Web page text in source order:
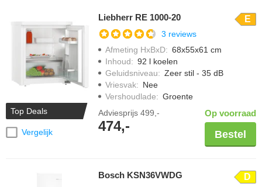
Top Deals
Vergelijk
Liebherr RE 1000-20 E
3 reviews
Afmeting HxBxD: 68x55x61 cm
Inhoud: 92 l koelen
Geluidsniveau: Zeer stil - 35 dB
Vriesvak: Nee
Vershoudlade: Groente
Adviesprijs 499,-
474,-
Op voorraad
Bestel
Bosch KSN36VWDG D